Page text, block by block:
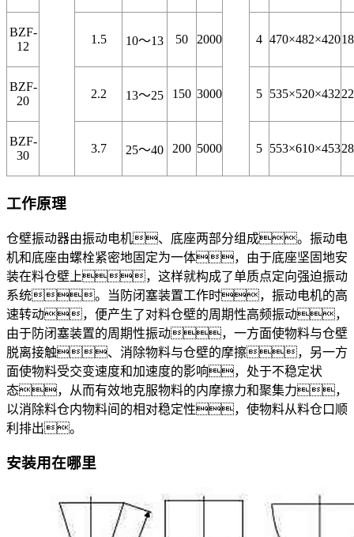
BZF-
12
1.5 10～13 50 2000 4 470×482×420
BZF-
20
2.2 13～25 150 3000 5 535×520×432
BZF-
30
3.7 25～40 200 5000 5 553×610×453
工作原理
仓壁振动器由振动电机、底座两部分组成。振动电
机和底座由螺栓紧密地固定为一体，由于底座坚固地安
装在料仓壁上，这样就构成了单质点定向强迫振动
系统。当防闭塞装置工作时，振动电机的高
速转动，便产生了对料仓壁的周期性高频振动，
由于防闭塞装置的周期性振动，一方面使物料与仓壁
脱离接触、消除物料与仓壁的摩擦，另一方
面使物料受交变速度和加速度的影响，处于不稳定状
态，从而有效地克服物料的内摩擦力和聚集力，
以消除料仓内物料间的相对稳定性，使物料从料仓口顺
利排出。
安装用在哪里